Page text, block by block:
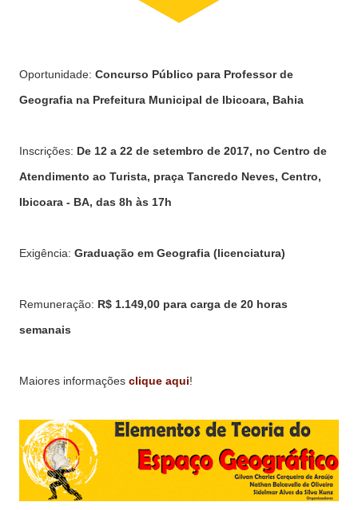
Oportunidade: Concurso Público para Professor de
Geografia na Prefeitura Municipal de Ibicoara, Bahia
Inscrições: De 12 a 22 de setembro de 2017, no Centro de
Atendimento ao Turista, praça Tancredo Neves, Centro,
Ibicoara - BA, das 8h às 17h
Exigência: Graduação em Geografia (licenciatura)
Remuneração: R$ 1.149,00 para carga de 20 horas
semanais
Maiores informações clique aqui!